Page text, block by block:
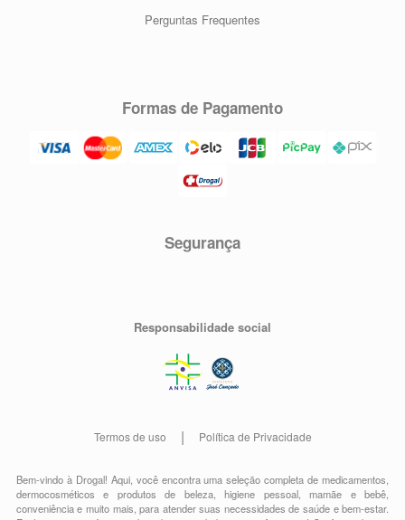
Perguntas Frequentes
Formas de Pagamento
Segurança
Responsabilidade social
Termos de uso Política de Privacidade
Bem-vindo à Drogal! Aqui, você encontra uma seleção completa demedicamentos
dermocosméticos e produtos de beleza,higiene pessoal,mamãe e bebê
conveniênciae muito mais, para atender suas necessidades de saúde e bem-estar.